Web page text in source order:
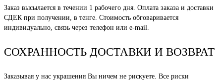
Заказ высылается в течении 1 рабочего дня. Оплата заказа и доставки
СДЕК при получении, в тенге. Стоимость обговаривается
индивидуально, связь через телефон или e-mail.
СОХРАННОСТЬ ДОСТАВКИ И ВОЗВРАТ
Заказывая у нас украшения Вы ничем не рискуете. Все риски